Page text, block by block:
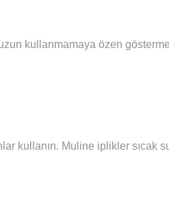
kullanmamaya özen
kullanın. Muline iplikler sıcak